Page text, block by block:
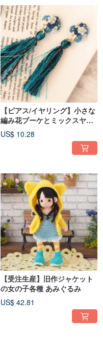
【ピアス/イヤリング】小さな
編み花ブーケとミックスヤー
ンのタッセル
US$ 10.28
【受注生産】旧作ジャケット
の女の子各種 あみぐるみ
US$ 42.81